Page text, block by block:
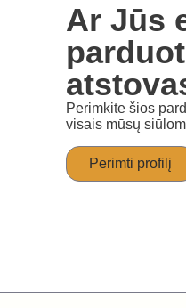
Ar Jūs
Perimkite šios
visais mūsų
Perimti profilį